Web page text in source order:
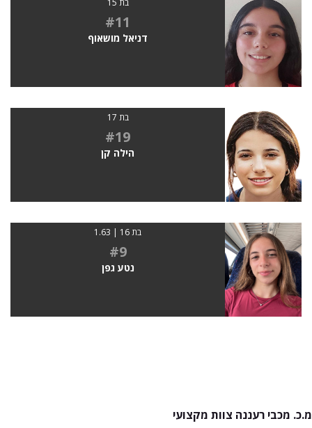
#11
דניאל מושאוף
בת 17
#19
הילה קן
בת 16 | 1.63
#9
נטע גפן
מ.כ. מכבי רעננה צוות מקצועי